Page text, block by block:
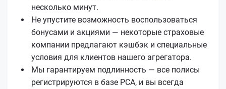
несколько минут.
Не упустите возможность воспользоваться
бонусами и акциями — некоторые страховые
компании предлагают кэшбэк и специальные
условия для клиентов нашего агрегатора.
Мы гарантируем подлинность — все полисы
регистрируются в базе РСА, и вы всегда